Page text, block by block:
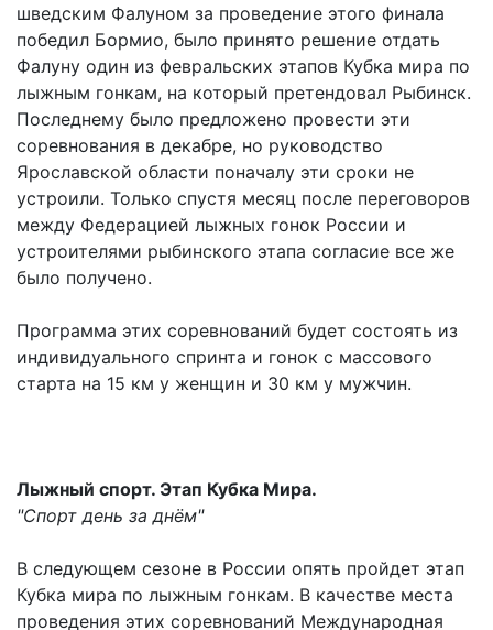
шведским Фалуном за проведение этого финала
победил Бормио, было принято решение отдать
Фалуну один из февральских этапов Кубка мира по
лыжным гонкам, на который претендовал Рыбинск.
Последнему было предложено провести эти
соревнования в декабре, но руководство
Ярославской области поначалу эти сроки не
устроили. Только спустя месяц после переговоров
между Федерацией лыжных гонок России и
устроителями рыбинского этапа согласие все же
было получено.
Программа этих соревнований будет состоять из
индивидуального спринта и гонок с массового
старта на 15 км у женщин и 30 км у мужчин.
Лыжный спорт. Этап Кубка Мира.
"Спорт день за днём"
В следующем сезоне в России опять пройдет этап
Кубка мира по лыжным гонкам. В качестве места
проведения этих соревнований Международная